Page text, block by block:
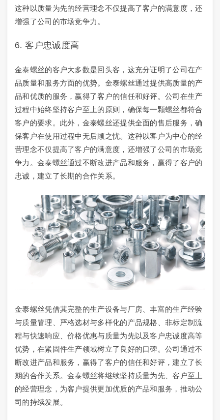
这种以质量为先的经营理念不仅提高了客户的满意度，还
增强了公司的市场竞争力。
6. 客户忠诚度高
金泰螺丝的客户大多数是回头客，这充分证明了公司在产
品质量和服务方面的优势。金泰螺丝通过提供高质量的产
品和优质的服务，赢得了客户的信任和好评。公司在生产
过程中始终坚持客户至上的原则，确保每一颗螺丝都符合
客户的要求。此外，金泰螺丝还提供全面的售后服务，确
保客户在使用过程中无后顾之忧。这种以客户为中心的经
营理念不仅提高了客户的满意度，还增强了公司的市场竞
争力。金泰螺丝通过不断改进产品和服务，赢得了客户的
忠诚，建立了长期的合作关系。
金泰螺丝凭借其完整的生产设备与厂房、丰富的生产经验
与质量管理、严格选材与多样化的产品规格、非标定制流
程与快速响应、价格优惠与质量为先以及客户忠诚度高等
优势，在紧固件生产领域树立了良好的口碑。公司通过不
断改进产品和服务，赢得了客户的信任和好评，建立了长
期的合作关系。金泰螺丝将继续坚持质量为先、客户至上
的经营理念，为客户提供更加优质的产品和服务，推动公
司的持续发展。